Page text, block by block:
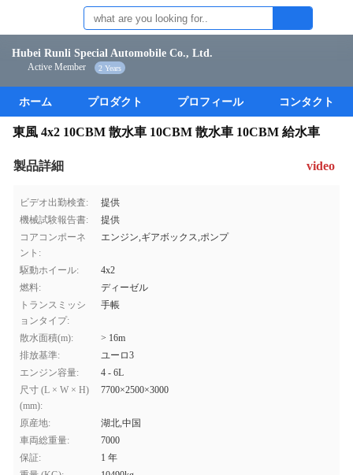
Hubei Runli Special Automobile Co., Ltd.
Active Member 2 Years
ホーム プロダクト プロフィール コンタクト
東風 4x2 10CBM 散水車 10CBM 散水車 10CBM 給水車
製品詳細 video
ビデオ出勤検査:
提供
機械試験報告書:
提供
コアコンポーネ
ント:
エンジン,ギアボックス,ポンプ
駆動ホイール:
4x2
燃料:
ディーゼル
トランスミッシ
ョンタイプ:
手帳
散水面積(m):
> 16m
排放基準:
ユーロ3
エンジン容量:
4 - 6L
尺寸 (L × W × H)
(mm):
7700×2500×3000
原産地:
湖北,中国
車両総重量:
7000
保証:
1 年